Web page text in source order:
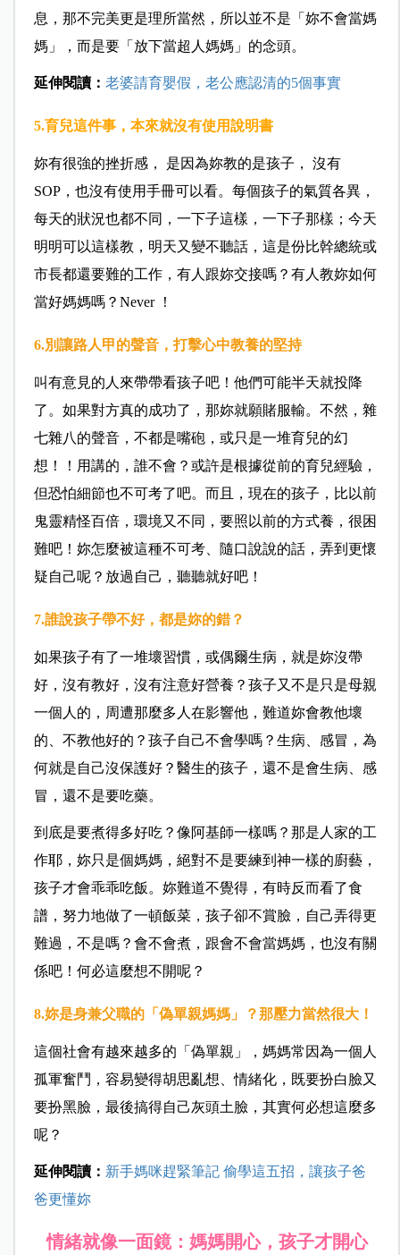
息，那不完美更是理所當然，所以並不是「妳不會當媽
媽」，而是要「放下當超人媽媽」的念頭。
延伸閱讀： 老婆請育嬰假，老公應認清的5個事實
5.育兒這件事，本來就沒有使用說明書
妳有很強的挫折感， 是因為妳教的是孩子， 沒有
SOP，也沒有使用手冊可以看。每個孩子的氣質各異，
每天的狀況也都不同，一下子這樣，一下子那樣；今天
明明可以這樣教，明天又變不聽話，這是份比幹總統或
市長都還要難的工作，有人跟妳交接嗎？有人教妳如何
當好媽媽嗎？ Never ！
6.別讓路人甲的聲音，打擊心中教養的堅持
叫有意見的人來帶帶看孩子吧！他們可能半天就投降
了。如果對方真的成功了，那妳就願賭服輸。不然，雜
七雜八的聲音，不都是嘴砲，或只是一堆育兒的幻
想！！用講的，誰不會？或許是根據從前的育兒經驗，
但恐怕細節也不可考了吧。 而且，現在的孩子，比以前
鬼靈精怪百倍，環境又不同，要照以前的方式養，很困
難吧！妳怎麼被這種不可考、隨口說說的話，弄到更懷
疑自己呢？放過自己，聽聽就好吧！
7.誰說孩子帶不好，都是妳的錯？
如果孩子有了一堆壞習慣，或偶爾生病，就是妳沒帶
好，沒有教好，沒有注意好營養？孩子又不是只是母親
一個人的，周遭那麼多人在影響他，難道妳會教他壞
的、不教他好的？孩子自己不會學嗎？生病、感冒，為
何就是自己沒保護好？醫生的孩子，還不是會生病、感
冒，還不是要吃藥。
到底是要煮得多好吃？像阿基師一樣嗎？那是人家的工
作耶，妳只是個媽媽，絕對不是要練到神一樣的廚藝，
孩子才會乖乖吃飯。妳難道不覺得，有時反而看了食
譜，努力地做了一頓飯菜，孩子卻不賞臉，自己弄得更
難過，不是嗎？會不會煮，跟會不會當媽媽，也沒有關
係吧！何必這麼想不開呢？
8.妳是身兼父職的「偽單親媽媽」？那壓力當然很大！
這個社會有越來越多的「偽單親」，媽媽常因為一個人
孤軍奮鬥，容易變得胡思亂想、情緒化，既要扮白臉又
要扮黑臉，最後搞得自己灰頭土臉，其實何必想這麼多
呢？
延伸閱讀： 新手媽咪趕緊筆記 偷學這五招，讓孩子爸
爸更懂妳
情緒就像一面鏡：媽媽開心，孩子才開心